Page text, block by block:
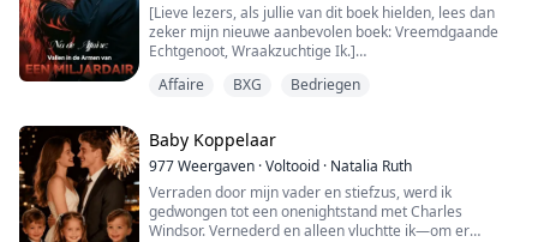
Tot aan de nacht dat hij stierf terwijl hij haar red...
[Lieve lezers, als jullie van dit boek hielden, lees dan
zeker mijn nieuwe aanbevolen boek: Vreemdgaande
Echtgenoot, Wraakzuchtige Ik.]
Van onze eerste verliefdheid tot onze trouwgeloften
affaire met zijn secretaresse.
Op mijn verjaardag nam hij haar mee op vakantie. Op
onze trouwdag bracht hij ha...
Affaire BXG Bedriegen
Baby Koppelaar
977Weergaven ·Voltooid · Natalia Ruth
Verraden door mijn vader en stiefzus, werd ik
gedwongen tot een onenightstand met Charles
Windsor. Vernederd en alleen vluchtte ik—om er